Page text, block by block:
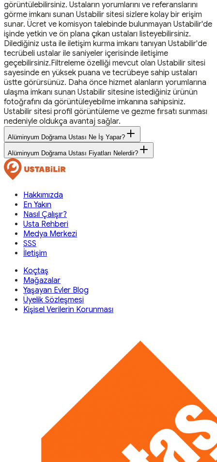
görüntülebilirsiniz. Ustaların yorumlarını ve referanslarını
görme imkanı sunan Ustabilir sitesi sizlere kolay bir erişim
sunar. Ücret ve komisyon talebinde bulunmayan Ustabilir'de
işinde yetkin ve ön plana çıkan ustaları listeyebilirsiniz.
Dilediğiniz usta ile iletişim kurma imkanı tanıyan Ustabilir'de
tecrübeli ustalar ile saniyeler içerisinde iletişime
geçebilirsiniz.Filtreleme özelliği mevcut olan Ustabilir sitesi
sayesinde en yüksek puana ve tecrübeye sahip ustaları
üstte görürsünüz. Daha önce hizmet alanların yorumlarına
ulaşma imkanı sunan Ustabilir sitesine istediğiniz ürünün
fotoğrafını da görüntüleyebilme imkanına sahipsiniz.
Ustabilir sitesi profil görüntüleme ve gezme fırsatı sunması
nedeniyle oldukça avantaj sağlar.
Alüminyum Doğrama Ustası Ne İş Yapar?
Alüminyum Doğrama Ustası Fiyatları Nelerdir?
Hakkımızda
En Yakın
Nasıl Çalışır?
Usta Rehberi
Medya Merkezi
SSS
İletişim
Koçtaş
Mağazalar
Yaşayan Evler Blog
Üyelik Sözleşmesi
Kişisel Verilerin Korunması